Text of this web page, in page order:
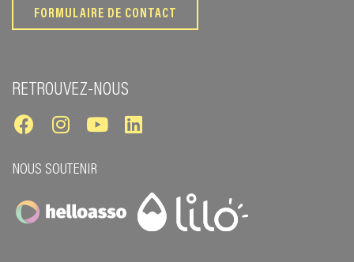
FORMULAIRE DE CONTACT
RETROUVEZ-NOUS
NOUS SOUTENIR